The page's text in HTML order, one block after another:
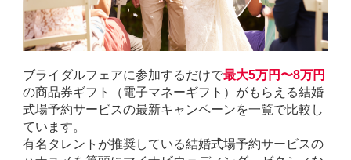
ブライダルフェアに参加するだけで最大5万円〜8万円
の商品券ギフト（電子マネーギフト）がもらえる結婚
式場予約サービスの最新キャンペーンを一覧で比較し
ています。
有名タレントが推奨している結婚式場予約サービスの